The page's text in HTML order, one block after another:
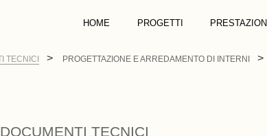
HOME PROGETTI PRESTAZIONI
TECNICI PROGETTAZIONE E ARREDAMENTO DI INTERNI
TECNICI